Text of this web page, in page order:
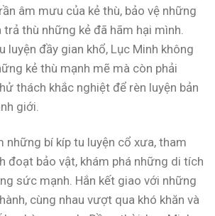
âm mưu của kẻ thù, bảo vệ những
trả thù những kẻ đã hãm hại mình.
luyện đầy gian khổ, Lục Minh không
kẻ thù mạnh mẽ mà còn phải
thách khắc nghiệt để rèn luyện bản
giới.
những bí kíp tu luyện cổ xưa, tham
đoạt bảo vật, khám phá những di tích
sức mạnh. Hắn kết giao với những
cùng nhau vượt qua khó khăn và